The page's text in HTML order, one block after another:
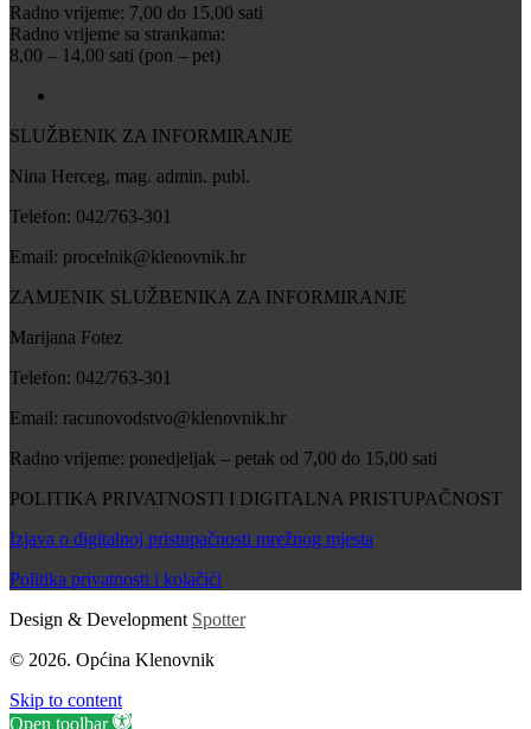
Radno vrijeme: 7,00 do 15,00 sati
Radno vrijeme sa strankama:
8,00 – 14,00 sati (pon – pet)
SLUŽBENIK ZA INFORMIRANJE
Nina Herceg, mag. admin. publ.
Telefon: 042/763-301
Email: procelnik@klenovnik.hr
ZAMJENIK SLUŽBENIKA ZA INFORMIRANJE
Marijana Fotez
Telefon: 042/763-301
Email: racunovodstvo@klenovnik.hr
Radno vrijeme: ponedjeljak – petak od 7,00 do 15,00 sati
POLITIKA PRIVATNOSTI I DIGITALNA PRISTUPAČNOST
Izjava o digitalnoj pristupačnosti mrežnog mjesta
Politika privatnosti i kolačići
Design & Development Spotter
© 2026. Općina Klenovnik
Skip to content
Open toolbar